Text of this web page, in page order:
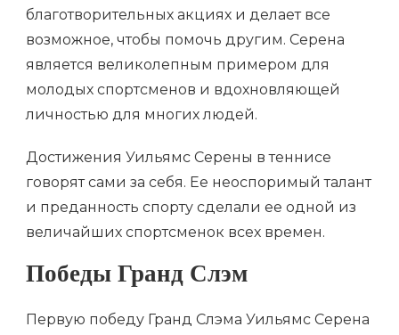
благотворительных акциях и делает все
возможное, чтобы помочь другим. Серена
является великолепным примером для
молодых спортсменов и вдохновляющей
личностью для многих людей.
Достижения Уильямс Серены в теннисе
говорят сами за себя. Ее неоспоримый талант
и преданность спорту сделали ее одной из
величайших спортсменок всех времен.
Победы Гранд Слэм
Первую победу Гранд Слэма Уильямс Серена